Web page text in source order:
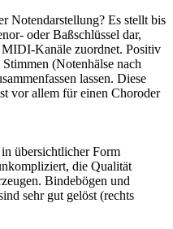
Notendarstellung? Es stellt bis
oder Baßschlüssel dar,
Kanäle zuordnet. Positiv
(Notenhälse nach
lassen. Diese
vor allem für einen Choroder
übersichtlicher Form
die Qualität
Bindebögen und
sehr gut gelöst (rechts